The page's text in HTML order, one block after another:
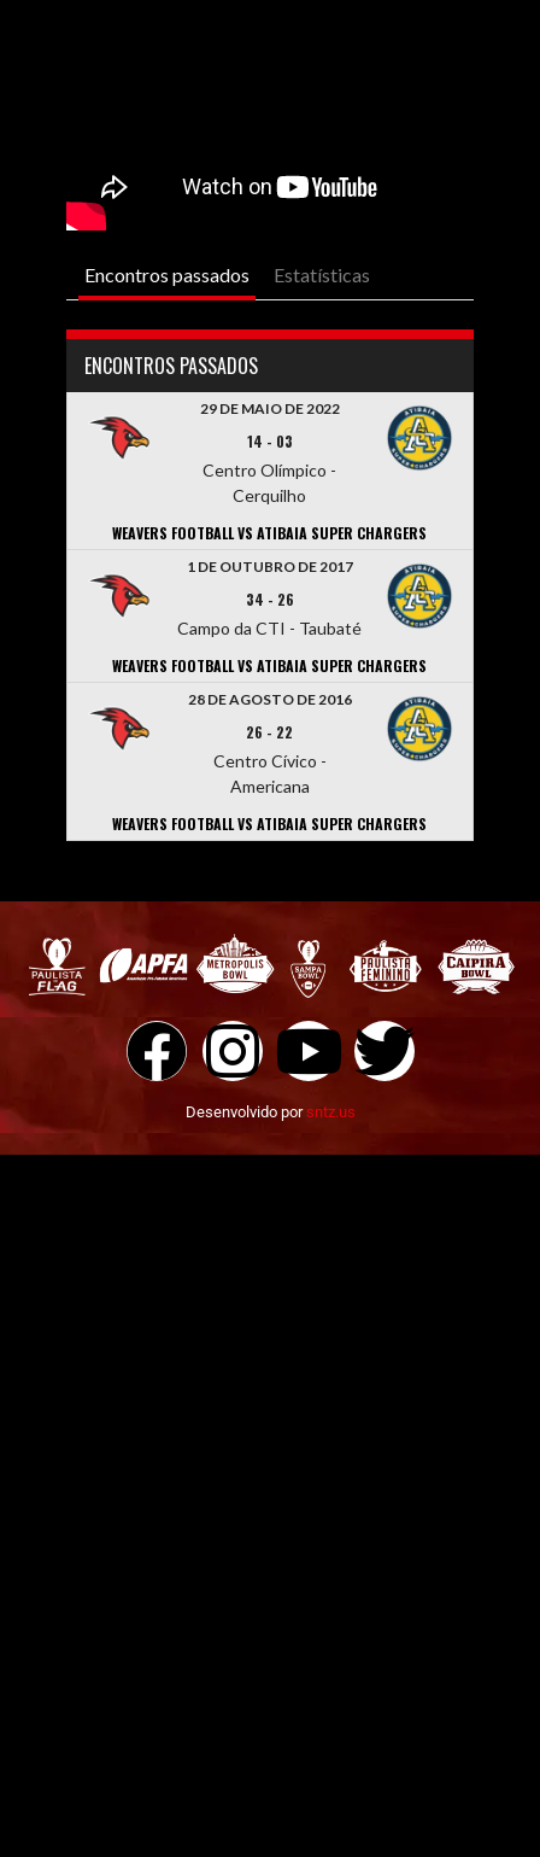
Encontros passados Estatísticas
ENCONTROS PASSADOS
29 DE MAIO DE 2022
14 - 03
Centro Olímpico -
Cerquilho
WEAVERS FOOTBALL VS ATIBAIA SUPER CHARGERS
1 DE OUTUBRO DE 2017
34 - 26
Campo da CTI - Taubaté
WEAVERS FOOTBALL VS ATIBAIA SUPER CHARGERS
28 DE AGOSTO DE 2016
26 - 22
Centro Cívico -
Americana
WEAVERS FOOTBALL VS ATIBAIA SUPER CHARGERS
Desenvolvido porsntz.us